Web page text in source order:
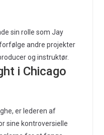
sin rolle som Jay
andre projekter
og instruktør.
i Chicago
er lederen af
sine kontroversielle